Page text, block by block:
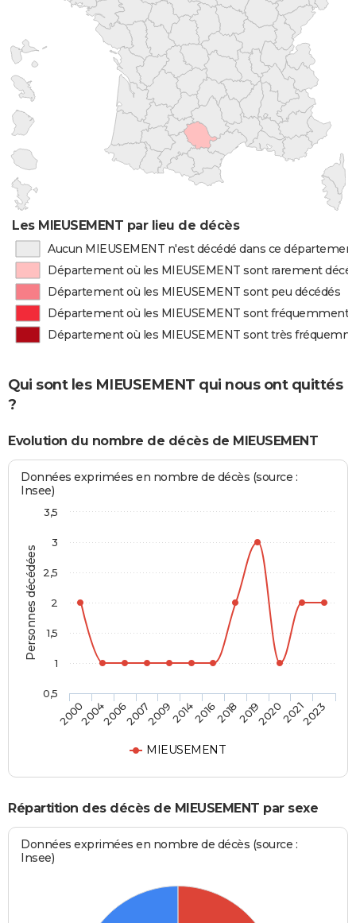
Les MIEUSEMENT par lieu de décès
Aucun MIEUSEMENT n'est décédé dans ce
Département où les MIEUSEMENT sont rarement
Département où les MIEUSEMENT sont peu décédés
Département où les MIEUSEMENT sont fréquemment
Département où les MIEUSEMENT sont très
Qui sont les MIEUSEMENT qui nous ont quittés
?
Evolution du nombre de décès de MIEUSEMENT
Personnes décédées
Données exprimées en nombre de décès (source :
Insee)
MIEUSEMENT
200020042006200720092014201620182019202020212023
0,5
1
1,5
2
2,5
3
3,5
Répartition des décès de MIEUSEMENT par sexe
Données exprimées en nombre de décès (source :
Insee)